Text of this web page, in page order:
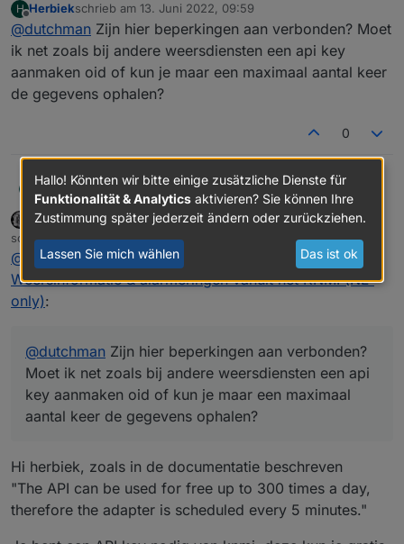
ik ergerde me eraan dat onze Duitse collega een
DWD systeem hebben met weer alarmen in
ioBroker en wij niet (alleen weerbericht).
Daarom heb ik een adapter geschreven ter
koppeling met het KNMI :)
Hij kan binnenkort in de admin geïnstalleerd
worden, voor wie niet kan wachten en mee wil
testen graag via GitHub installeren :
https://github.com/iobroker-community-
Have Fun !
H
Offline
Herbiekschrieb am 13. Juni 2022, 09:59
zuletzt editiert von
@dutchman Zijn hier beperkingen aan verbonden? Moet
ik net zoals bij andere weersdiensten een api key
aanmaken oid of kun je maar een maximaal aantal keer
de gegevens ophalen?
0
Herbiek@dutchmanZijn hier beperkingen aan verbonden?
Moet ik net zoals bij andere weersdiensten een api
key aanmaken oid of kun je maar een maximaal aantal
keer de gegevens ophalen?
Dutchman DEVELOPER MOST ACTIVE ADMINISTRATORS
schrieb am13. Juni 2022, 10:20
zuletzt editiert von Dutchman
@ herbieksagte in [Nieuwe adapter] KNMI-Weather ;
Weersinformatie & alarmeringen vanuit het KNMI (NL-
only):
@dutchman Zijn hier beperkingen aan verbonden?
Moet ik net zoals bij andere weersdiensten een api
key aanmaken oid of kun je maar een maximaal
aantal keer de gegevens ophalen?
Hi herbiek, zoals in de documentatie beschreven
"The API can be used for free up to 300 times a day,
therefore the adapter is scheduled every 5 minutes."
Hallo! Könnten wir bitte einige zusätzliche Dienste für
Funktionalität & Analytics aktivieren? Sie können Ihre
Zustimmung später jederzeit ändern oder zurückziehen.
Lassen Sie mich wählen Das ist ok